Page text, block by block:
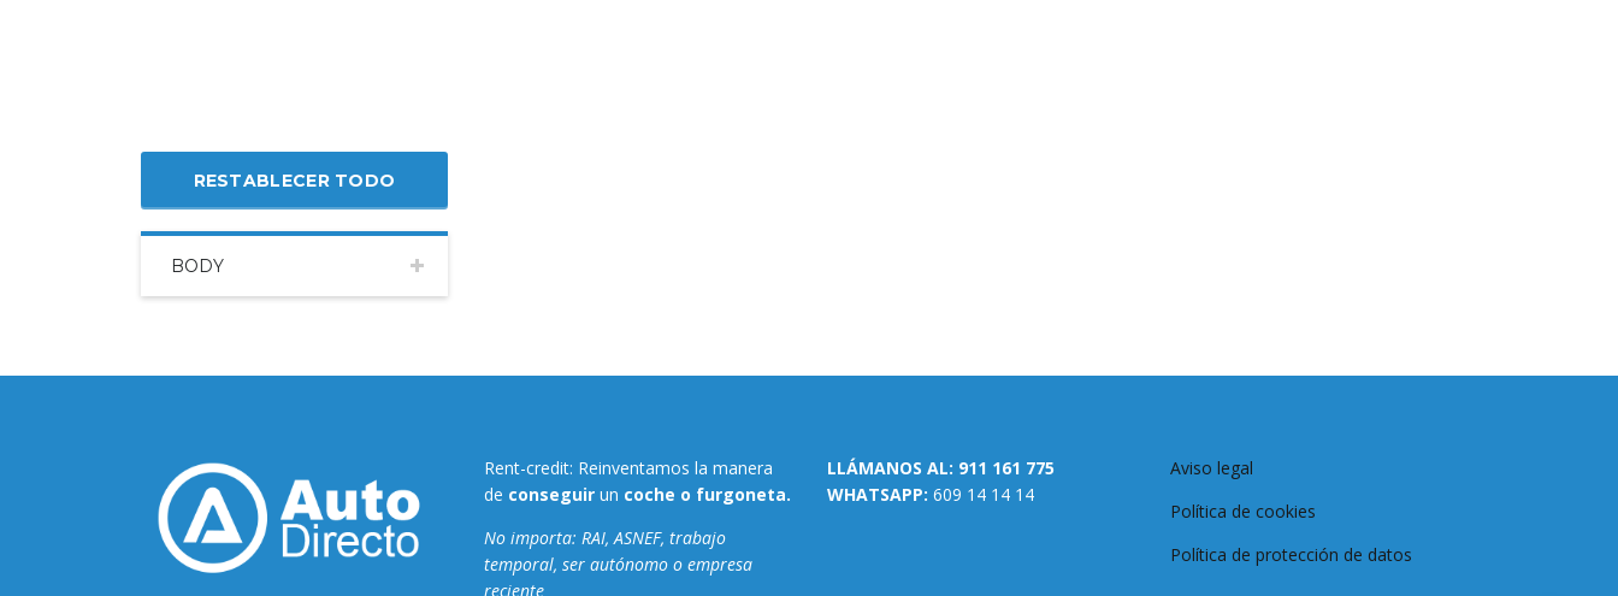
RESTABLECER TODO
BODY
Rent-credit: Reinventamos la manera
de conseguir un coche o furgoneta.
No importa: RAI, ASNEF, trabajo
temporal, ser autónomo o empresa
reciente
LLÁMANOS AL: 911 161 775
WHATSAPP: 609 14 14 14
Aviso legal
Política de cookies
Política de protección de datos